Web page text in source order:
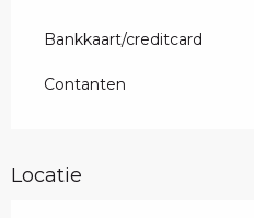
Bankkaart/creditcard
Contanten
Locatie